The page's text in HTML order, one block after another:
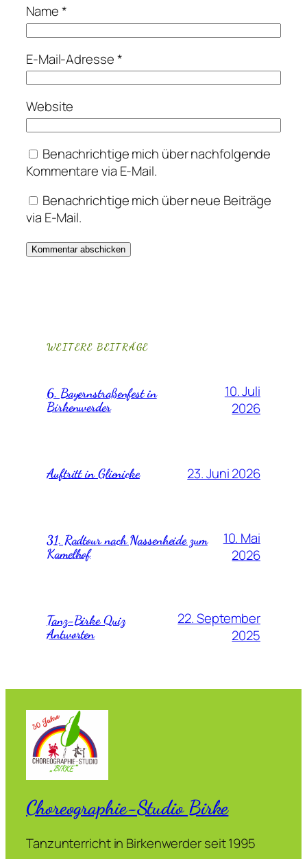
Name*
E-Mail-Adresse*
Website
Benachrichtige mich über nachfolgende
Kommentare via E-Mail.
Benachrichtige mich über neue Beiträge
via E-Mail.
WEITERE BEITRÄGE
6. Bayernstraßenfest in
Birkenwerder
10. Juli
2026
Auftritt in Glienicke 23. Juni 2026
31. Radtour nach Nassenheide zum
Kamelhof
10. Mai
2026
Tanz-Birke Quiz
Antworten
22. September
2025
Choreographie-Studio Birke
Tanzunterricht in Birkenwerder seit 1995